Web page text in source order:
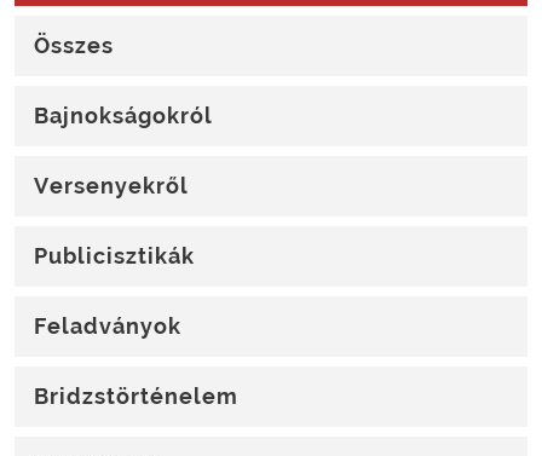
Összes
Bajnokságokról
Versenyekről
Publicisztikák
Feladványok
Bridzstörténelem